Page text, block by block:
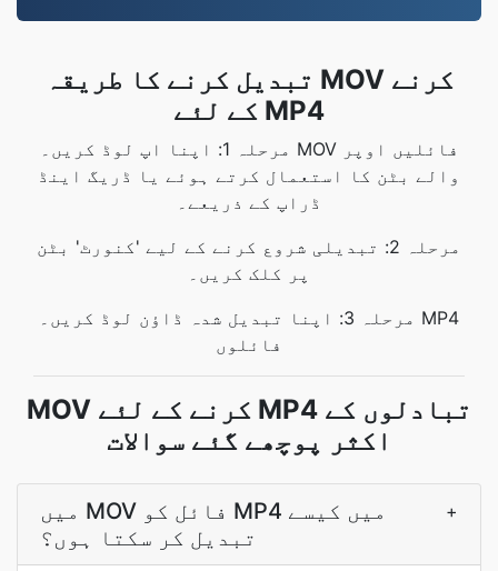
تبدیل کرنے کا طریقہ MOV کرنے
کے لئے MP4
مرحلہ 1: اپنا اپ لوڈ کریں۔ MOV فائلیں اوپر
والے بٹن کا استعمال کرتے ہوئے یا ڈریگ اینڈ
ڈراپ کے ذریعے۔
مرحلہ 2: تبدیلی شروع کرنے کے لیے 'کنورٹ' بٹن
پر کلک کریں۔
مرحلہ 3: اپنا تبدیل شدہ ڈاؤن لوڈ کریں۔ MP4
فائلوں
MOV کرنے کے لئے MP4 تبادلوں کے
اکثر پوچھے گئے سوالات
میں MOV فائل کو MP4 میں کیسے
تبدیل کر سکتا ہوں؟
+